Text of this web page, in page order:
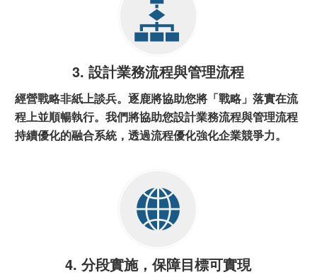
3. 設計業務流程與管理流程
經營戰略非紙上談兵。逐鹿將協助您將「戰略」落實在流
程上並順暢執行。我們將協助您設計業務流程與管理流程
持續優化的融合系統，透過流程優化強化企業競爭力。
4. 分段實施，保障目標可實現